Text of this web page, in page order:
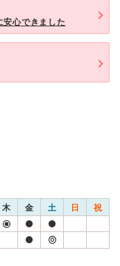
安心できました
木 金 土 日 祝